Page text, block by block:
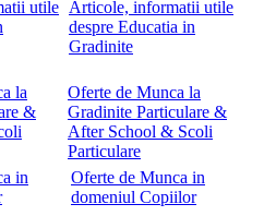
Articole, informatii utile
despre Educatia in
Gradinite
Oferte de Munca la
Gradinite Particulare &
After School & Scoli
Particulare
Oferte de Munca in
domeniul Copiilor